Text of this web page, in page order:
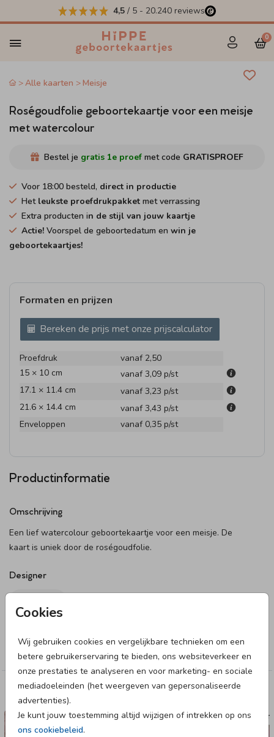
4,5 / 5 - 20.240 reviews
0
Cookies
Wij gebruiken cookies en vergelijkbare technieken om een
betere gebruikerservaring te bieden, ons websiteverkeer en
onze prestaties te analyseren en voor marketing- en sociale
mediadoeleinden (het weergeven van gepersonaliseerde
advertenties).
Je kunt jouw toestemming altijd wijzigen of intrekken op ons
ons cookiebeleid.
Alle kaarten Meisje
Roségoudfolie geboortekaartje voor een meisje
met watercolour
Bestel je gratis 1e proef met code GRATISPROEF
Voor 18:00 besteld, direct in productie
Het leukste proefdrukpakket met verrassing
Extra producten in de stijl van jouw kaartje
Actie! Voorspel de geboortedatum en win je
geboortekaartjes!
Formaten en prijzen
Bereken de prijs met onze prijscalculator
Proefdruk
vanaf 2,50
15 × 10 cm
vanaf 3,09 p/st
17.1 × 11.4 cm
vanaf 3,23 p/st
21.6 × 14.4 cm
vanaf 3,43 p/st
Enveloppen
vanaf 0,35 p/st
Productinformatie
Omschrijving
Een lief watercolour geboortekaartje voor een meisje. De
kaart is uniek door de roségoudfolie.
Designer
Meisje
Deze designs vind je misschien ook leuk
GEBOORTEKAARTJE